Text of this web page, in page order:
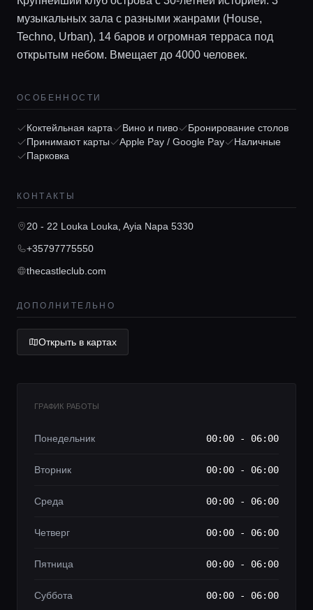
Главная
Локации
Гиды
Консьерж сервис
музыкальных зала с разными жанрами (House,
Techno, Urban), 14 баров и огромная терраса под
открытым небом. Вмещает до 4000 человек.
ОСОБЕННОСТИ
Коктейльная карта Вино и пиво
Бронирование столов
Принимают карты
Apple Pay / Google Pay
Наличные
Парковка
КОНТАКТЫ
20 - 22 Louka Louka, Ayia Napa 5330
+35797775550
thecastleclub.com
ДОПОЛНИТЕЛЬНО
Открыть в картах
ГРАФИК РАБОТЫ
Понедельник 00:00 - 06:00
Вторник 00:00 - 06:00
Среда 00:00 - 06:00
Четверг 00:00 - 06:00
Пятница 00:00 - 06:00
Суббота 00:00 - 06:00